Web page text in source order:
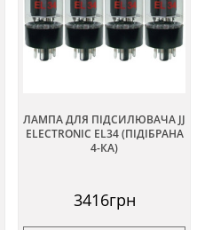
ЛАМПА ДЛЯ ПІДСИЛЮВАЧА JJ
ELECTRONIC EL34 (ПІДІБРАНА
4-КА)
3416грн